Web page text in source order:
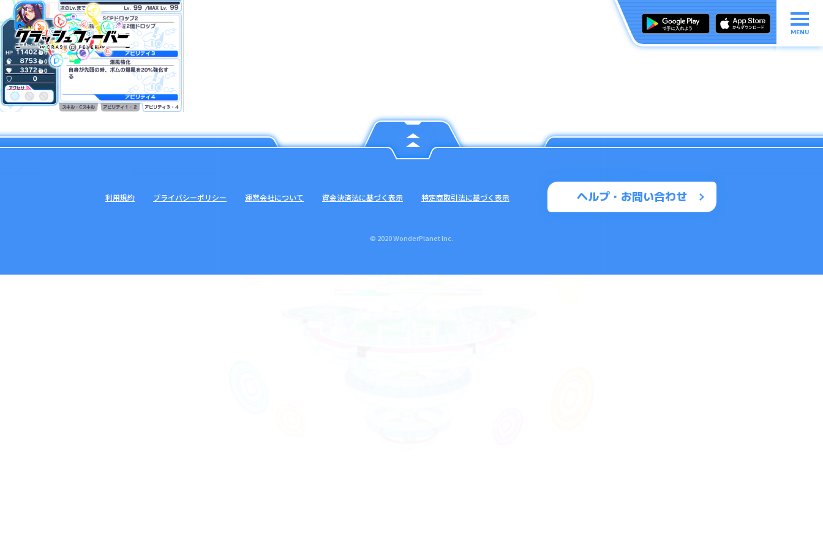
MENU
ヘルプ・お問い合わせ
利用規約 プライバシーポリシー 運営会社について 資金決済法に基づく表示 特定商取引法に基づく表示
© 2020 WonderPlanet Inc.